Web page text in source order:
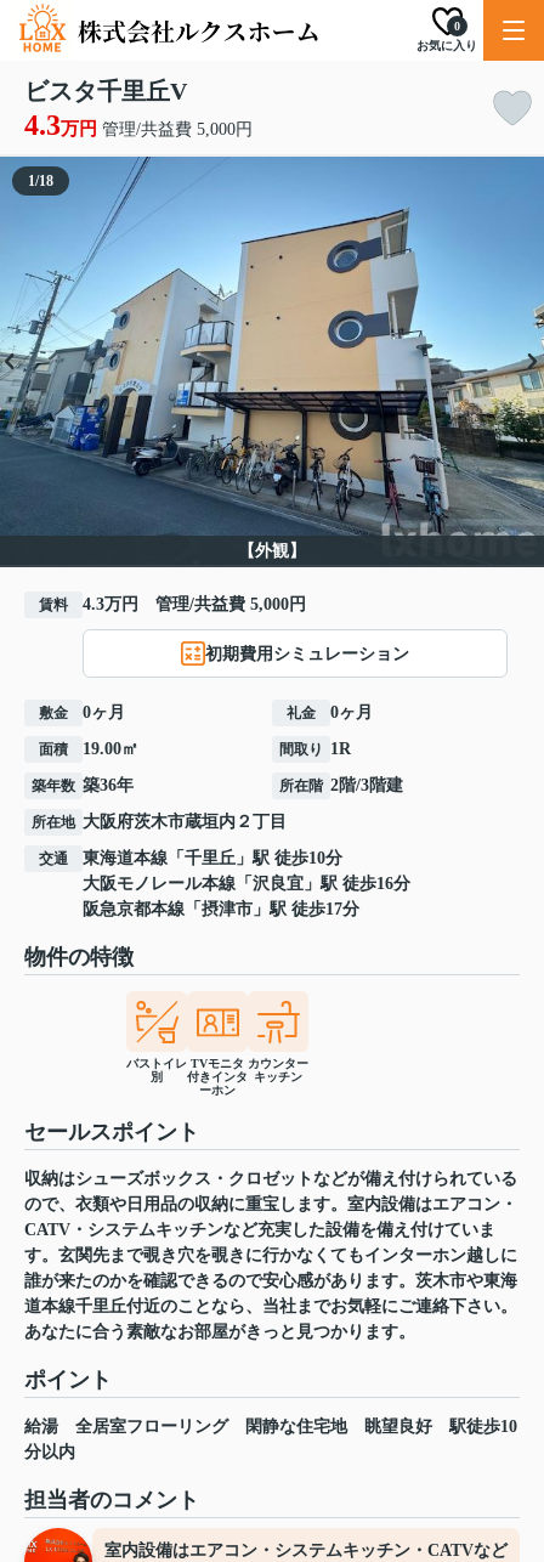
お気に入り
0
ビスタ千里丘V
4.3万円 管理/共益費 5,000円
【外観】
1/18
賃料 4.3万円 管理/共益費 5,000円
初期費用シミュレーション
敷金 0ヶ月 礼金 0ヶ月
面積 19.00㎡ 間取り 1R
築年数 築36年 所在階 2階/3階建
所在地 大阪府茨木市蔵垣内 ２丁目
交通 東海道本線 「 千里丘 」駅 徒歩10分
大阪モノレール本線 「 沢良宜 」駅 徒歩16分
阪急京都本線 「 摂津市 」駅 徒歩17分
物件の特徴
バストイレ
別
TVモニタ
付きインタ
ーホン
カウンター
キッチン
セールスポイント
収納はシューズボックス・クロゼットなどが備え付けられている
ので、衣類や日用品の収納に重宝します。室内設備はエアコン・
CATV・システムキッチンなど充実した設備を備え付けていま
す。玄関先まで覗き穴を覗きに行かなくてもインターホン越しに
誰が来たのかを確認できるので安心感があります。茨木市や東海
道本線千里丘付近のことなら、当社までお気軽にご連絡下さい。
あなたに合う素敵なお部屋がきっと見つかります。
ポイント
給湯 全居室フローリング 閑静な住宅地 眺望良好
駅徒歩10
分以内
担当者のコメント
室内設備はエアコン・システムキッチン・CATVなど